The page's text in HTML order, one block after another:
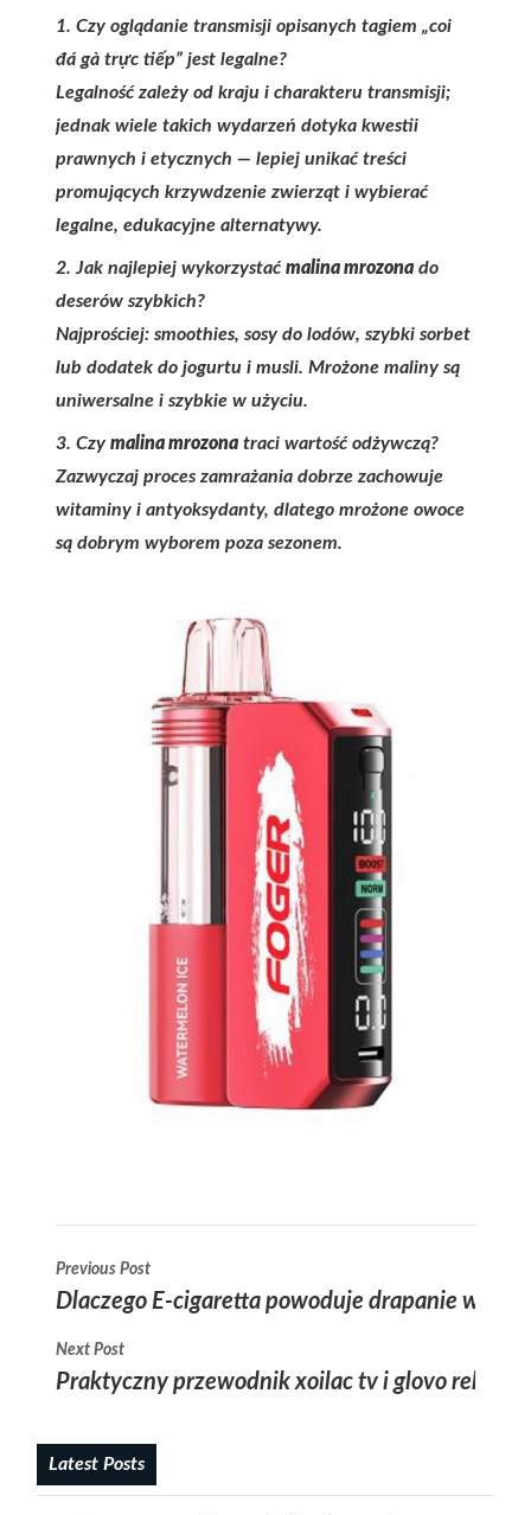
1. Czy oglądanie transmisji opisanych tagiem „coi
đá gà trực tiếp” jest legalne?
Legalność zależy od kraju i charakteru transmisji;
jednak wiele takich wydarzeń dotyka kwestii
prawnych i etycznych — lepiej unikać treści
promujących krzywdzenie zwierząt i wybierać
legalne, edukacyjne alternatywy.
2. Jak najlepiej wykorzystaćmalina mrozona do
deserów szybkich?
Najprościej: smoothies, sosy do lodów, szybki sorbet
lub dodatek do jogurtu i musli. Mrożone maliny są
uniwersalne i szybkie w użyciu.
3. Czy malina mrozona traci wartość odżywczą?
Zazwyczaj proces zamrażania dobrze zachowuje
witaminy i antyoksydanty, dlatego mrożone owoce
są dobrym wyborem poza sezonem.
Previous Post
Dlaczego E-cigaretta powoduje drapanie w
Next Post
Praktyczny przewodnik xoilac tv i glovo
Latest Posts